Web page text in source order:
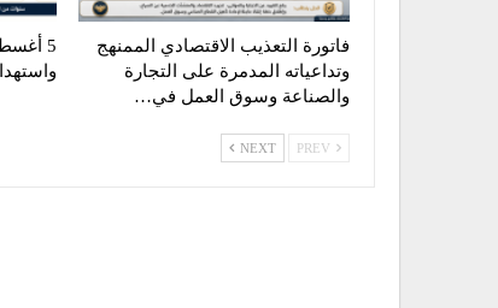
فاتورة التعذيب الاقتصادي الممنهج
وتداعياته المدمرة على التجارة
والصناعة وسوق العمل في…
5
NEXT